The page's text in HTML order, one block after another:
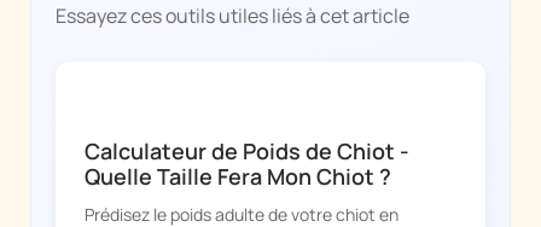
Essayez ces outils utiles liés à cet article
Calculateur de Poids de Chiot -
Quelle Taille Fera Mon Chiot ?
Prédisez le poids adulte de votre chiot en